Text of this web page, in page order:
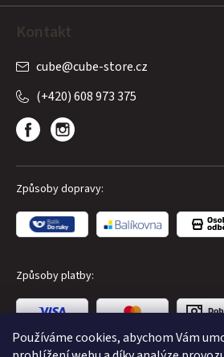
Používáme cookies, abychom Vám
Kontakt
cube@cube-store.cz
(+420) 608 973 375
Způsoby dopravy:
Způsoby platby: